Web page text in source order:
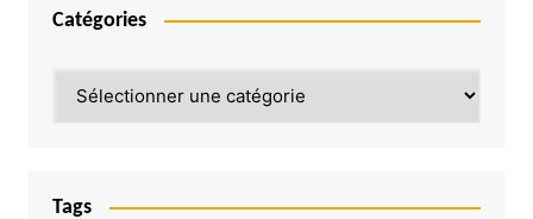
Catégories
Tags